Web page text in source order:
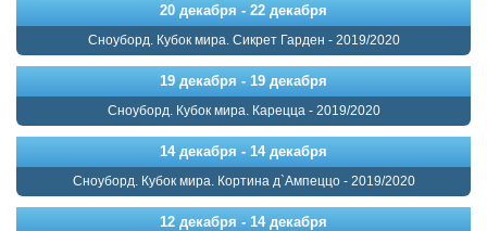
20 декабря - 22 декабря
Сноуборд. Кубок мира. Сикрет Гарден - 2019/2020
19 декабря - 19 декабря
Сноуборд. Кубок мира. Карецца - 2019/2020
14 декабря - 14 декабря
Сноуборд. Кубок мира. Кортина д`Ампеццо - 2019/2020
12 декабря - 14 декабря